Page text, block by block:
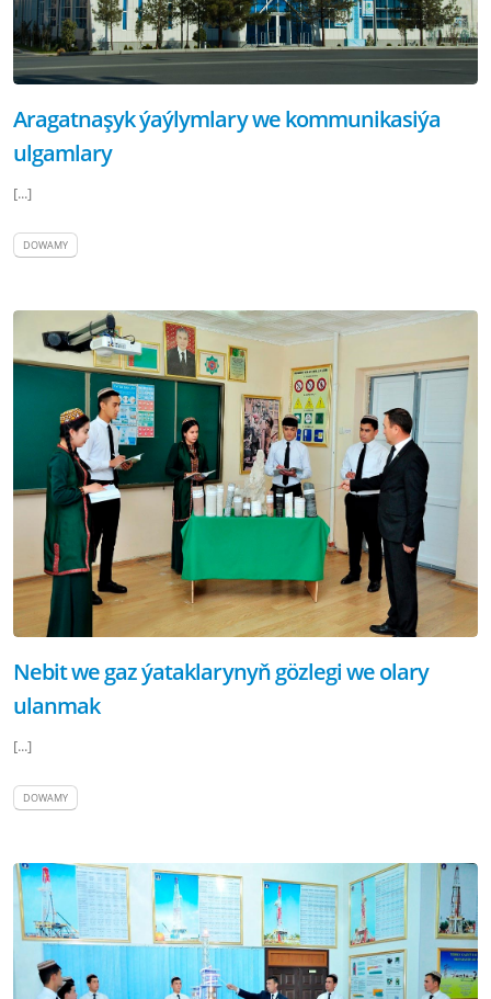
Aragatnaşyk ýaýlymlary we kommunikasiýa
ulgamlary
[...]
DOWAMY
Nebit we gaz ýataklarynyň gözlegi we olary
ulanmak
[...]
DOWAMY